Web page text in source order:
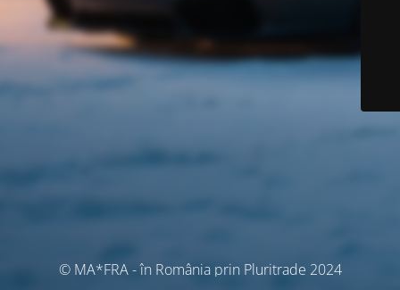
© MA*FRA - în România prin Pluritrade 2024